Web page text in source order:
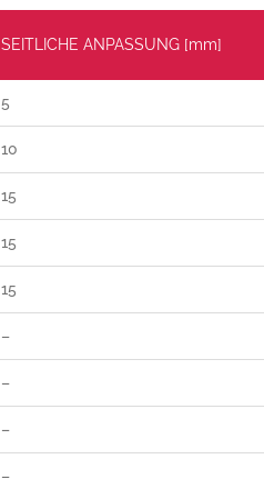
SEITLICHE ANPASSUNG [mm]
5
10
15
15
15
–
–
–
–